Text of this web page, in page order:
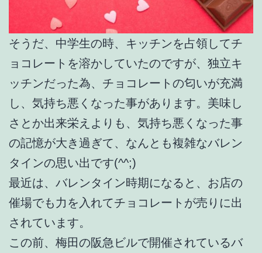
そうだ、中学生の時、キッチンを占領してチ
ョコレートを溶かしていたのですが、独立キ
ッチンだった為、チョコレートの匂いが充満
し、気持ち悪くなった事があります。美味し
さとか出来栄えよりも、気持ち悪くなった事
の記憶が大き過ぎて、なんとも複雑なバレン
タインの思い出です(^^;)
最近は、バレンタイン時期になると、お店の
催場でも力を入れてチョコレートが売りに出
されています。
この前、梅田の阪急ビルで開催されているバ